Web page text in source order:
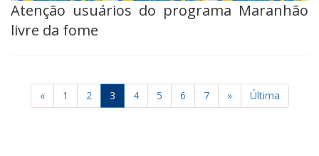
Atenção usuários do programa Maranhão
livre da fome
« 1 2 3 4 5 6 7 » Última